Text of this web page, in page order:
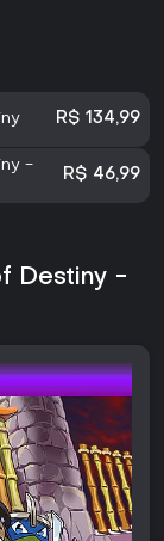
R$ 134,99
-
R$ 46,99
Destiny -